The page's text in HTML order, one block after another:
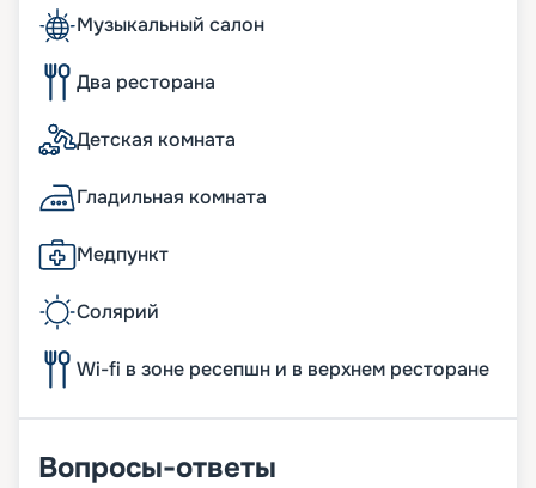
Музыкальный салон
Два ресторана
Детская комната
Гладильная комната
Медпункт
Солярий
Wi-fi в зоне ресепшн и в верхнем ресторане
Вопросы-ответы